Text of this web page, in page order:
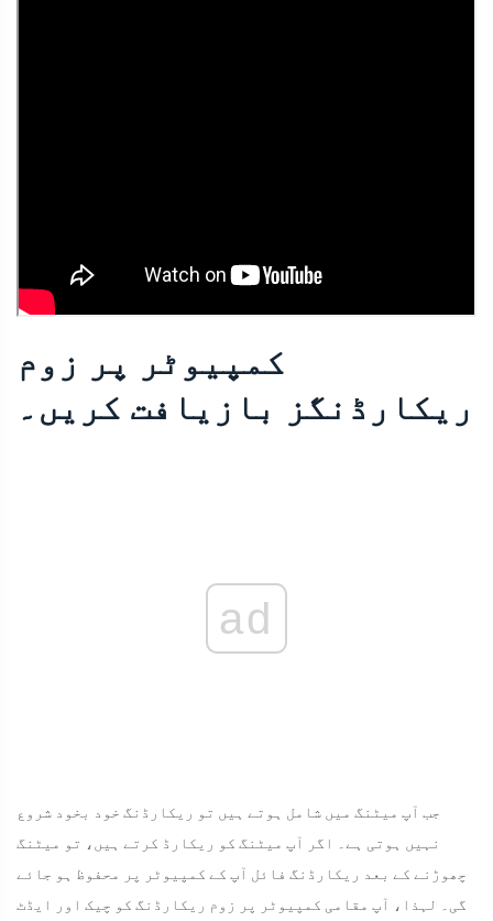
کمپیوٹر پر زوم
ریکارڈنگز بازیافت کریں۔
ad
جب آپ میٹنگ میں شامل ہوتے ہیں تو ریکارڈنگ خود بخود شروع
نہیں ہوتی ہے۔ اگر آپ میٹنگ کو ریکارڈ کرتے ہیں، تو میٹنگ
چھوڑنے کے بعد ریکارڈنگ فائل آپ کے کمپیوٹر پر محفوظ ہو جائے
گی۔ لہذا، آپ مقامی کمپیوٹر پر زوم ریکارڈنگ کو چیک اور ایڈٹ